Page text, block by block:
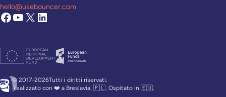
© 2017-2026Tutti i diritti riservati.
Realizzato con ❤️ a Breslavia, 🇵🇱. Ospitato in 🇪🇺.
hello@usebouncer.com